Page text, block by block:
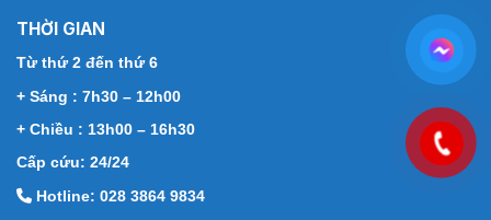
THỜI GIAN
Từ thứ 2 đến thứ 6
+ Sáng : 7h30 – 12h00
+ Chiều : 13h00 – 16h30
Cấp cứu: 24/24
Hotline: 028 3864 9834